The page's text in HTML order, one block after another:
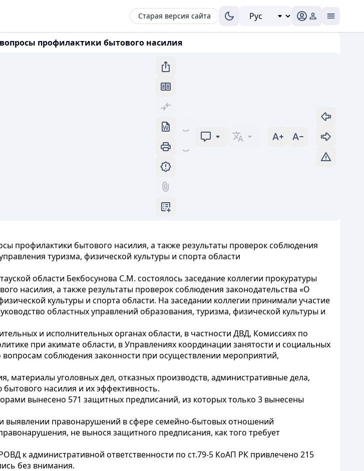
Старая версия сайта
профилактики бытового насилия
профилактики бытового насилия, а также результаты проверок соблюдения
туризма, физической культуры и спорта области
области Бекбосунова С.М. состоялось заседание коллегии прокуратуры
насилия, а также результаты проверок соблюдения законодательства «О
культуры и спорта области. На заседании коллегии принимали участие
областных управлений образования, туризма, физической культуры и
и исполнительных органах области, в частности ДВД, Комиссиях по
при акимате области, в Управлениях координации занятости и социальных
соблюдения законности при осуществлении мероприятий,
материалы уголовных дел, отказных производств, административные дела,
насилия и их эффективность.
вынесено 571 защитных предписаний, из которых только 3 вынесены
выявлении правонарушений в сфере семейно-бытовых отношений
не вынося защитного предписания, как того требует
к административной ответственности по ст.79-5 КоАП РК привлечено 215
без внимания.